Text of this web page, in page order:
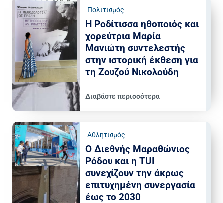
Πολιτισμός
Η Ροδίτισσα ηθοποιός και
χορεύτρια Μαρία
Μανιώτη συντελεστής
στην ιστορική έκθεση για
τη Ζουζού Νικολούδη
Διαβάστε περισσότερα
Αθλητισμός
Ο Διεθνής Μαραθώνιος
Ρόδου και η TUI
συνεχίζουν την άκρως
επιτυχημένη συνεργασία
έως το 2030